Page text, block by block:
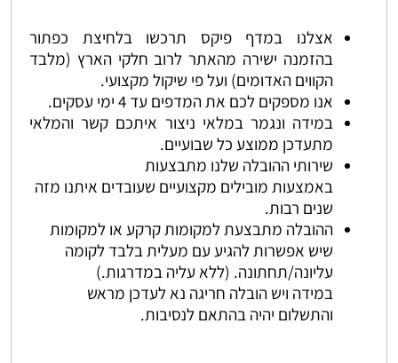
אצלנו במדף פיקס תרכשו בלחיצת כפתור
בהזמנה ישירה מהאתר לרוב חלקי הארץ (מלבד
הקווים האדומים) ועל פי שיקול מקצועי.
אנו מספקים לכם את המדפים עד 4 ימי עסקים.
במידה ונגמר במלאי ניצור איתכם קשר והמלאי
מתעדכן ממוצע כל שבועיים.
שירותי ההובלה שלנו מתבצעות
באמצעות מובילים מקצועיים שעובדים איתנו מזה
שנים רבות.
ההובלה מתבצעת למקומות קרקע או למקומות
שיש אפשרות להגיע עם מעלית בלבד לקומה
עליונה/תחתונה. (ללא עליה במדרגות.)
במידה ויש הובלה חריגה נא לעדכן מראש
והתשלום יהיה בהתאם לנסיבות.